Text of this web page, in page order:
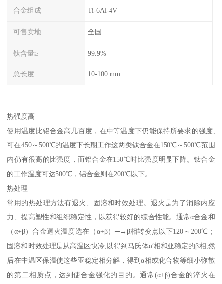
合金组成 Ti-6Al-4V
可售卖地 全国
钛含量≥ 99.9%
总长度 10-100 mm
热强度高
使用温度比铝合金高几百度，在中等温度下仍能保持所要求的强度,
可在450～500℃的温度下长期工作这两类钛合金在150℃～500℃范围
内仍有很高的比强度，而铝合金在150℃时比强度明显下降。钛合金
的工作温度可达500℃，铝合金则在200℃以下。
热处理
常用的热处理方法有退火、固溶和时效处理。退火是为了消除内应
力、提高塑性和组织稳定性，以获得较好的综合性能。通常α合金和
（α+β）合金退火温度选在（α+β）─→β相转变点以下120～200℃；
固溶和时效处理是从高温区快冷,以得到马氏体α′相和亚稳定的β相,然
后在中温区保温使这些亚稳定相分解，得到α相或化合物等细小弥散
的第二相质点，达到使合金强化的目的。通常(α+β)合金的淬火在